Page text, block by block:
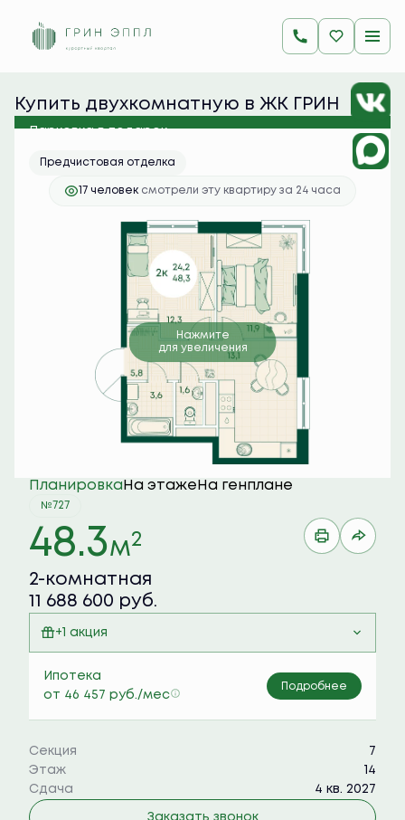
2-комнатная 48.3 м
11 688 600 руб.
Ипотека от 46 457 руб./мес.
Купить двухкомнатную в ЖК ГРИН
ЭППЛ
Парковка в подарок
Предчистовая отделка
17 человек смотрели эту квартиру за 24 часа
Нажмите
для увеличения
Планировка На этаже На генплане
№727
48.3м2
2-комнатная
11 688 600 руб.
+1 акция
Ипотека
от 46 457 руб./мес
Подробнее
Секция
7
Этаж
14
Сдача
4 кв. 2027
Заказать звонок